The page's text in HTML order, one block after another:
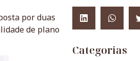
por duas
de plano
Categorias